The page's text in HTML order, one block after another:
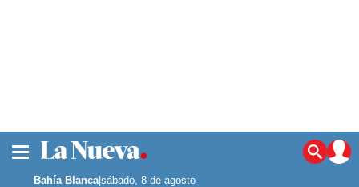
Noticias
La ciudad
Bahía Blanca|sábado, 8 de agosto